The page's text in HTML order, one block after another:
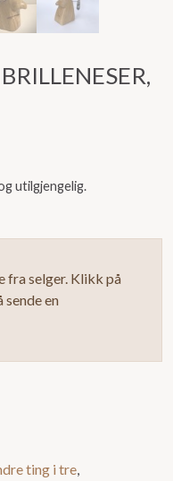
utilgjengelig.
fra selger. Klikk på
en
ting i tre,